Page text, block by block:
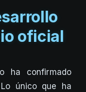
oficial
ha confirmado
único que ha